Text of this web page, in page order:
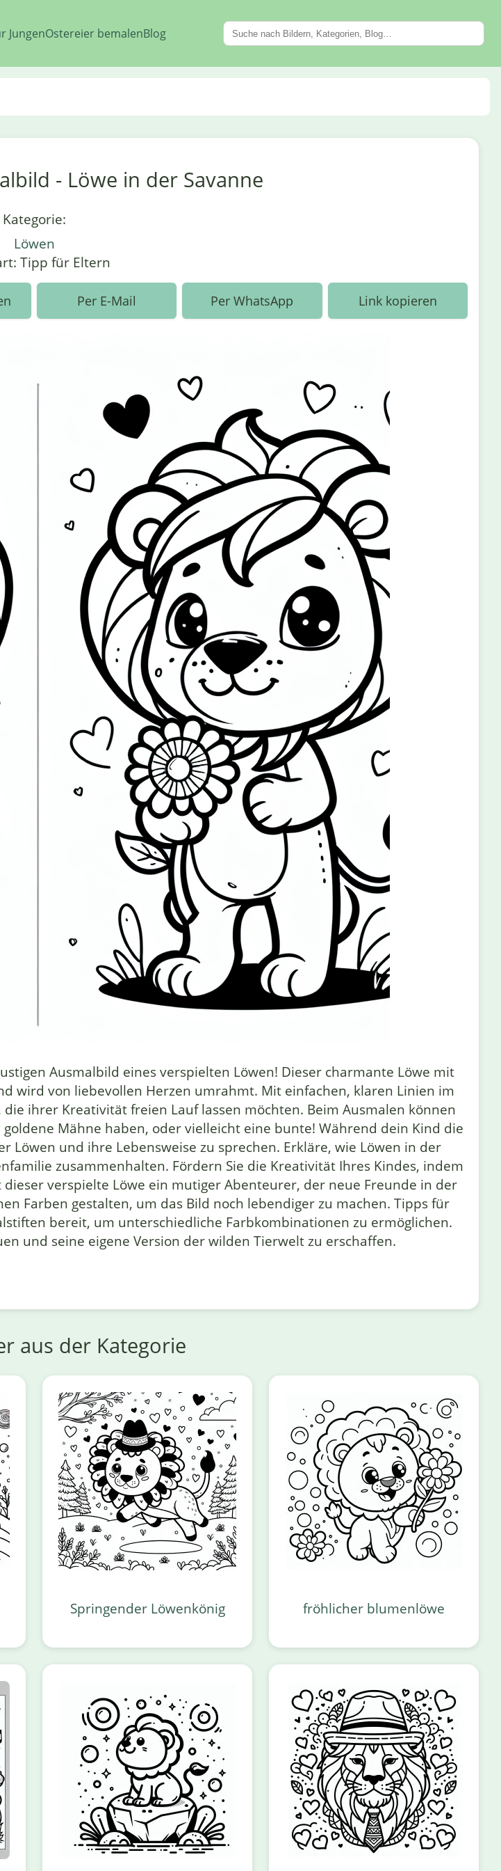
JungenOstereier bemalenBlog
- Löwe in der Savanne
Kategorie:
Löwen
Tipp für Eltern
Per E-Mail Per WhatsApp Link kopieren
Ausmalbild eines verspielten Löwen! Dieser charmante Löwe mit
wird von liebevollen Herzen umrahmt. Mit einfachen, klaren Linien im
ihrer Kreativität freien Lauf lassen möchten. Beim Ausmalen können
Mähne haben, oder vielleicht eine bunte! Während dein Kind die
und ihre Lebensweise zu sprechen. Erkläre, wie Löwen in der
zusammenhalten. Fördern Sie die Kreativität Ihres Kindes, indem
verspielte Löwe ein mutiger Abenteurer, der neue Freunde in der
Farben gestalten, um das Bild noch lebendiger zu machen. Tipps für
bereit, um unterschiedliche Farbkombinationen zu ermöglichen.
und seine eigene Version der wilden Tierwelt zu erschaffen.
aus der Kategorie
Springender Löwenkönig fröhlicher blumenlöwe